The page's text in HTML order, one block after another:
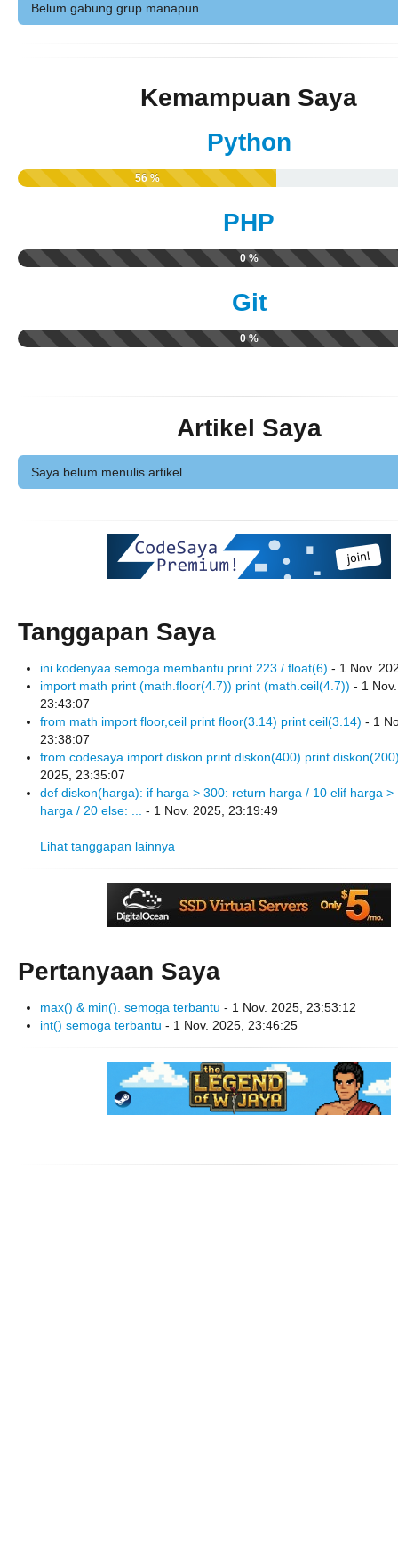
Belum gabung grup manapun
Kemampuan Saya
Python
56 %
PHP
0 %
Git
0 %
Artikel Saya
Saya belum menulis artikel.
Tanggapan Saya
ini kodenyaa semoga membantu print 223 / float(6) - 1 Nov.
import math print (math.floor(4.7)) print (math.ceil(4.7)) - 1
23:43:07
from math import floor,ceil print floor(3.14) print ceil(3.14) - 1
23:38:07
from codesaya import diskon print diskon(400) print
2025, 23:35:07
def diskon(harga): if harga > 300: return harga / 10 elif harga >
harga / 20 else: ... - 1 Nov. 2025, 23:19:49
Lihat tanggapan lainnya
Pertanyaan Saya
max() & min(). semoga terbantu - 1 Nov. 2025, 23:53:12
int() semoga terbantu - 1 Nov. 2025, 23:46:25